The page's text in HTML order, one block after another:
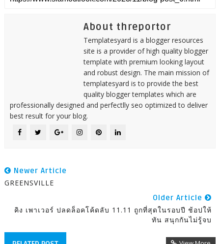
About threportor
Templatesyard is a blogger resources
site is a provider of high quality blogger
template with premium looking layout
and robust design. The main mission of
templatesyard is to provide the best
quality blogger templates which are
professionally designed and perfectlly seo optimized to deliver
best result for your blog.
Newer Article
GREENSVILLE
Older Article
คิง เพาเวอร์ ปลดล็อคโค้ดลับ 11.11 ถูกที่สุดในรอบปี ช้อปให้
ทัน สนุกกันไม่รู้จบ